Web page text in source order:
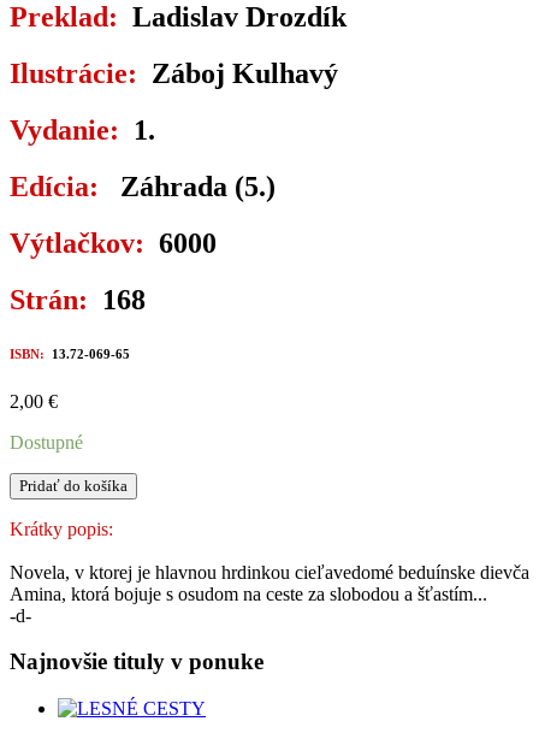
Preklad: Ladislav Drozdík
Ilustrácie: Záboj Kulhavý
Vydanie: 1.
Edícia:
Záhrada (5.)
Výtlačkov: 6000
Strán: 168
ISBN: 13.72-069-65
2,00 €
Dostupné
množstvo
VOLANIE
HRDLIČKY
Pridať do košíka
Krátky popis:
Novela, v ktorej je hlavnou hrdinkou cieľavedomé beduínske dievča
Amina, ktorá bojuje s osudom na ceste za slobodou a šťastím...
-d-
Najnovšie tituly v ponuke